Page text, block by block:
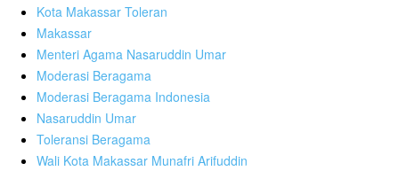
Kota Makassar Toleran
Makassar
Menteri Agama Nasaruddin Umar
Moderasi Beragama
Moderasi Beragama Indonesia
Nasaruddin Umar
Toleransi Beragama
Wali Kota Makassar Munafri Arifuddin